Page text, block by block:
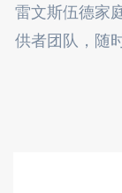
雷文斯伍德家
供者团队，随